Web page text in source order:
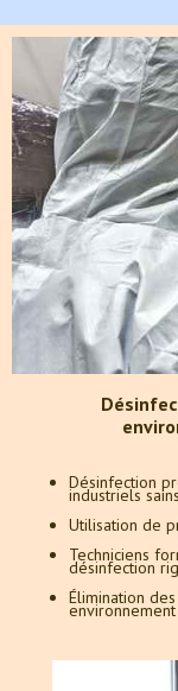
Désinfection
industriels sains
Utilisation de
Techniciens
désinfection
Élimination